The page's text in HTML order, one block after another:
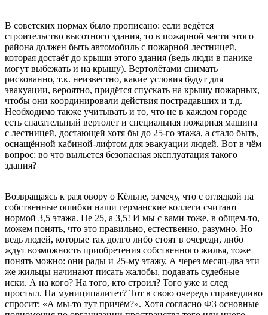
В советских нормах было прописано: если ведётся
строительство высотного здания, то в пожарной части этого
района должен быть автомобиль с пожарной лестницей,
которая достаёт до крыши этого здания (ведь люди в панике
могут выбежать и на крышу). Вертолётами снимать
рискованно, т.к. неизвестно, какие условия будут для
эвакуации, вероятно, придётся спускать на крышу пожарных,
чтобы они координировали действия пострадавших и т.д.
Необходимо также учитывать и то, что не в каждом городе
есть спасательный вертолёт и специальная пожарная машина
с лестницей, достающей хотя бы до 25-го этажа, а стало быть,
оснащённой кабиной-лифтом для эвакуации людей. Вот в чём
вопрос: во что выльется безопасная эксплуатация такого
здания?
Возвращаясь к разговору о Кёльне, замечу, что с оглядкой на
собственные ошибки наши германские коллеги считают
нормой 3,5 этажа. Не 25, а 3,5! И мы с вами тоже, в общем-то,
можем понять, что это правильно, естественно, разумно. Но
ведь людей, которые так долго либо стоят в очереди, либо
ждут возможность приобретения собственного жилья, тоже
понять можно: они рады и 25-му этажу. А через месяц-два эти
же жильцы начинают писать жалобы, подавать судебные
иски. А на кого? На того, кто строил? Того уже и след
простыл. На муниципалитет? Тот в свою очередь справедливо
спросит: «А мы-то тут причём?». Хотя согласно ФЗ основные